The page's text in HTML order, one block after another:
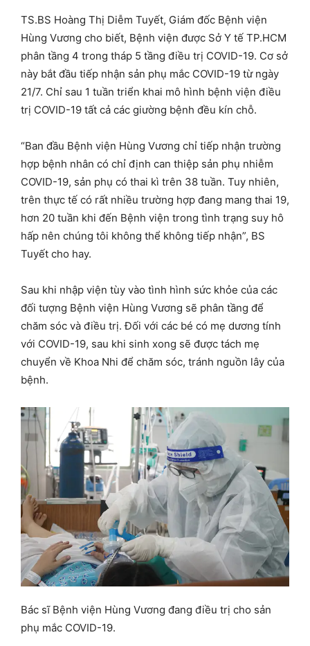
TS.BS Hoàng Thị Diễm Tuyết, Giám đốc Bệnh viện
Hùng Vương cho biết, Bệnh viện được Sở Y tế TP.HCM
phân tầng 4 trong tháp 5 tầng điều trị COVID-19. Cơ sở
này bắt đầu tiếp nhận sản phụ mắc COVID-19 từ ngày
21/7. Chỉ sau 1 tuần triển khai mô hình bệnh viện điều
trị COVID-19 tất cả các giường bệnh đều kín chỗ.
“Ban đầu Bệnh viện Hùng Vương chỉ tiếp nhận trường
hợp bệnh nhân có chỉ định can thiệp sản phụ nhiễm
COVID-19, sản phụ có thai kì trên 38 tuần. Tuy nhiên,
trên thực tế có rất nhiều trường hợp đang mang thai 19,
hơn 20 tuần khi đến Bệnh viện trong tình trạng suy hô
hấp nên chúng tôi không thể không tiếp nhận”, BS
Tuyết cho hay.
Sau khi nhập viện tùy vào tình hình sức khỏe của các
đối tượng Bệnh viện Hùng Vương sẽ phân tầng để
chăm sóc và điều trị. Đối với các bé có mẹ dương tính
với COVID-19, sau khi sinh xong sẽ được tách mẹ
chuyển về Khoa Nhi để chăm sóc, tránh nguồn lây của
bệnh.
Bác sĩ Bệnh viện Hùng Vương đang điều trị cho sản
phụ mắc COVID-19.